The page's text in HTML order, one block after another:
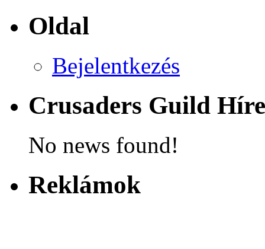
Oldal
Bejelentkezés
Crusaders Guild
No news found!
Reklámok